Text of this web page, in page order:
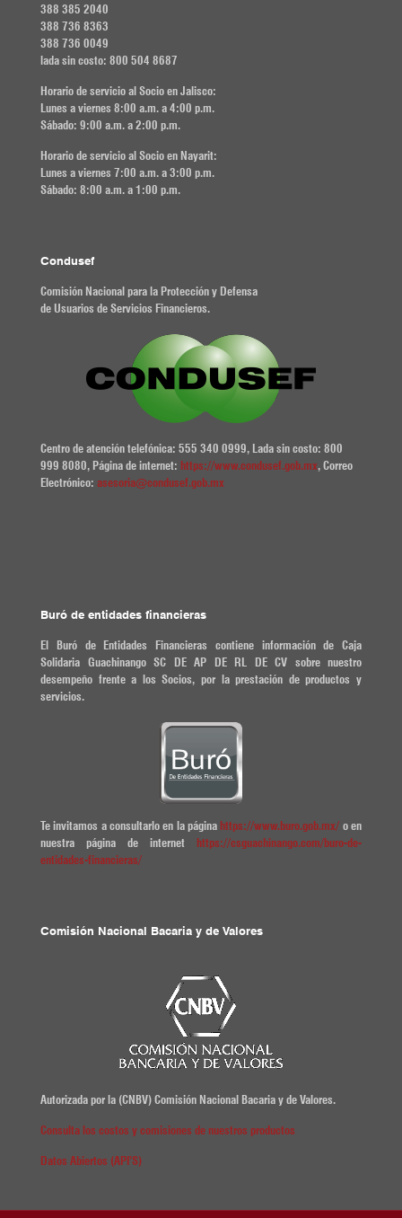
388 385 2040
388 736 8363
388 736 0049
lada sin costo: 800 504 8687
Horario de servicio al Socio en Jalisco:
Lunes a viernes 8:00 a.m. a 4:00 p.m.
Sábado: 9:00 a.m. a 2:00 p.m.
Horario de servicio al Socio en Nayarit:
Lunes a viernes 7:00 a.m. a 3:00 p.m.
Sábado: 8:00 a.m. a 1:00 p.m.
Condusef
Comisión Nacional para la Protección y Defensa
de Usuarios de Servicios Financieros.
Centro de atención telefónica: 555 340 0999, Lada sin costo: 800
999 8080, Página de internet: https://www.condusef.gob.mx, Correo
Electrónico: asesoria@condusef.gob.mx
Buró de entidades financieras
El Buró de Entidades Financieras contiene información de Caja
Solidaria Guachinango SC DE AP DE RL DE CV sobre nuestro
desempeño frente a los Socios, por la prestación de productos y
servicios.
Te invitamos a consultarlo en la página https://www.buro.gob.mx/ o en
nuestra página de internet https://csguachinango.com/buro-de-
entidades-financieras/
Comisión Nacional Bacaria y de Valores
Autorizada por la (CNBV) Comisión Nacional Bacaria y de Valores.
Consulta los costos y comisiones de nuestros productos
Datos Abiertos (API’S)